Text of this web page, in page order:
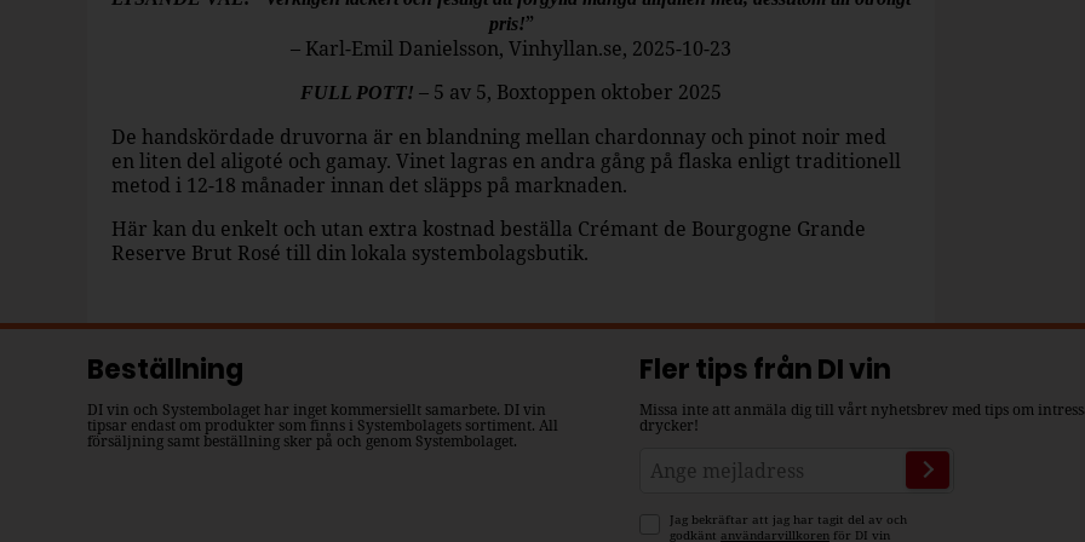
pris!”
– Karl-Emil Danielsson, Vinhyllan.se, 2025-10-23
FULL POTT! – 5 av 5, Boxtoppen oktober 2025
De handskördade druvorna är en blandning mellan chardonnay och pinot noir med
en liten del aligoté och gamay. Vinet lagras en andra gång på flaska enligt traditionell
metod i 12-18 månader innan det släpps på marknaden.
Här kan du enkelt och utan extra kostnad beställa Crémant de Bourgogne Grande
Reserve Brut Rosé till din lokala systembolagsbutik.
Beställning
DI vin och Systembolaget har inget kommersiellt samarbete. DI vin
tipsar endast om produkter som finns i Systembolagets sortiment. All
försäljning samt beställning sker på och genom Systembolaget.
Fler tips från DI vin
Missa inte att anmäla dig till vårt nyhetsbrev med tips om
drycker!
Jag bekräftar att jag har tagit del av och
godkänt användarvillkoren för DI vin